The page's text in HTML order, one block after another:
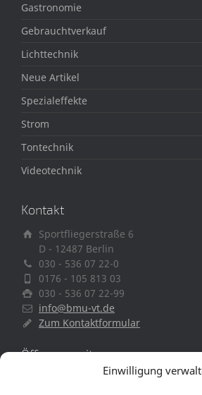
Einwilligung
Gastronomie
Gebrauchtverkauf
Lichttechnik
Neue Artikel
Spezialeffekte
Strom
Tontechnik
Videotechnik
Kontakt
Sportfliegerstraße 6
D - 12487 Berlin
030 - 536 07 22-0
0176 - 105 813 03
030 - 536 07 22-99
info@bmu-vt.de
Zum Kontaktformular
Öffnungszeiten
Mo. – Fr. 9:00 – 17:00 Uhr